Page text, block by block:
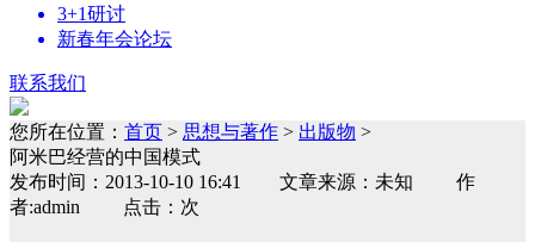
3+1研讨
新春年会论坛
联系我们
您所在位置： 首页 > 思想与著作 > 出版物 >
阿米巴经营的中国模式
发布时间：2013-10-10 16:41 文章来源：未知 作
者:admin 点击：次